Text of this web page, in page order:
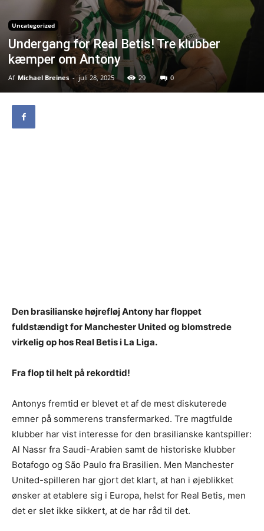
Uncategorized
Undergang for Real Betis! Tre klubber
kæmper om Antony
Af Michael Breines - juli 28, 2025 29 0
Den brasilianske højrefløj Antony har floppet
fuldstændigt for Manchester United og blomstrede
virkelig op hos Real Betis i La Liga.
Fra flop til helt på rekordtid!
Antonys fremtid er blevet et af de mest diskuterede
emner på sommerens transfermarked. Tre magtfulde
klubber har vist interesse for den brasilianske kantspiller:
Al Nassr fra Saudi-Arabien samt de historiske klubber
Botafogo og São Paulo fra Brasilien. Men Manchester
United-spilleren har gjort det klart, at han i øjeblikket
ønsker at etablere sig i Europa, helst for Real Betis, men
det er slet ikke sikkert, at de har råd til det.